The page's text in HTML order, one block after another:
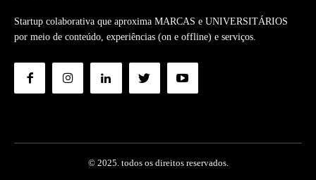
Startup colaborativa que aproxima MARCAS e UNIVERSITÁRIOS
por meio de conteúdo, experiências (on e offline) e serviços.
© 2025. todos os direitos reservados.